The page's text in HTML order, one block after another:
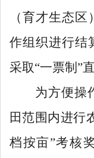
（育才生态
作组织进行结
采取“一票制”
为方便操
田范围内进行
档按亩”考核